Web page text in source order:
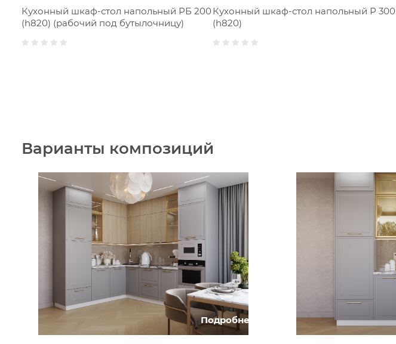
Кухонный шкаф-стол напольный РБ 200
(h820) (рабочий под бутылочницу)
Кухонный шкаф-стол напольный Р 300
(h820)
Варианты композиций
Подробнее